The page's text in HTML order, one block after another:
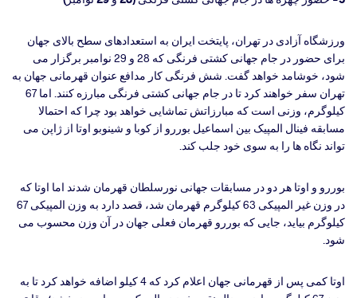
ورزشگاه آزادی در تهران، پایتخت ایران به استعدادهای سطح بالای جهان
برای حضور در جام جهانی کشتی فرنگی که 28 و 29 نوامبر برگزار می
شود، خوشامد خواهد گفت. شش فرنگی کار مدافع عنوان قهرمانی جهان به
تهران سفر خواهند کرد تا در جام جهانی کشتی فرنگی مبارزه کنند. اما 67
کیلوگرم، وزنی است که مبارزاتش تماشایی خواهد بود چرا که احتمالا
مسابقه فینال المپیک بین اسماعیل بوررو از کوبا و شینوبو اوتا از ژاپن می
تواند نگاه ها را به سوی خود جلب کند.
بوررو و اوتا هر دو در مسابقات جهانی نورسلطان قهرمان شدند اما اوتا که
در وزن غیر المپیکی 63 کیلوگرم قهرمان شد، قصد دارد به وزن المپیکی 67
کیلوگرم بیاید، جایی که بوررو قهرمان فعلی جهان در آن وزن محسوب می
شود.
اوتا کمی پس از قهرمانی جهان اعلام کرد که 4 کیلو اضافه خواهد کرد تا به